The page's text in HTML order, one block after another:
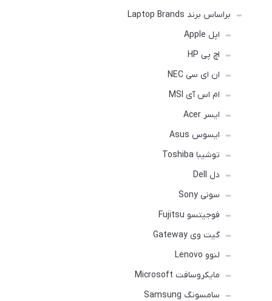
براساس برند Laptop Brands
اپل Apple
اچ پی HP
ان ای سی NEC
ام اس آی MSI
ایسر Acer
ایسوس Asus
توشیبا Toshiba
دل Dell
سونی Sony
فوجیتسو Fujitsu
گیت وی Gateway
لنوو Lenovo
مایکروسافت Microsoft
سامسونگ Samsung